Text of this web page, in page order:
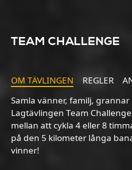
TEAM CHALLENGE
OM TÄVLINGEN REGLER
Samla vänner, familj,
Lagtävlingen Team
mellan att cykla 4 eller 8
på den 5 kilometer långa
vinner!